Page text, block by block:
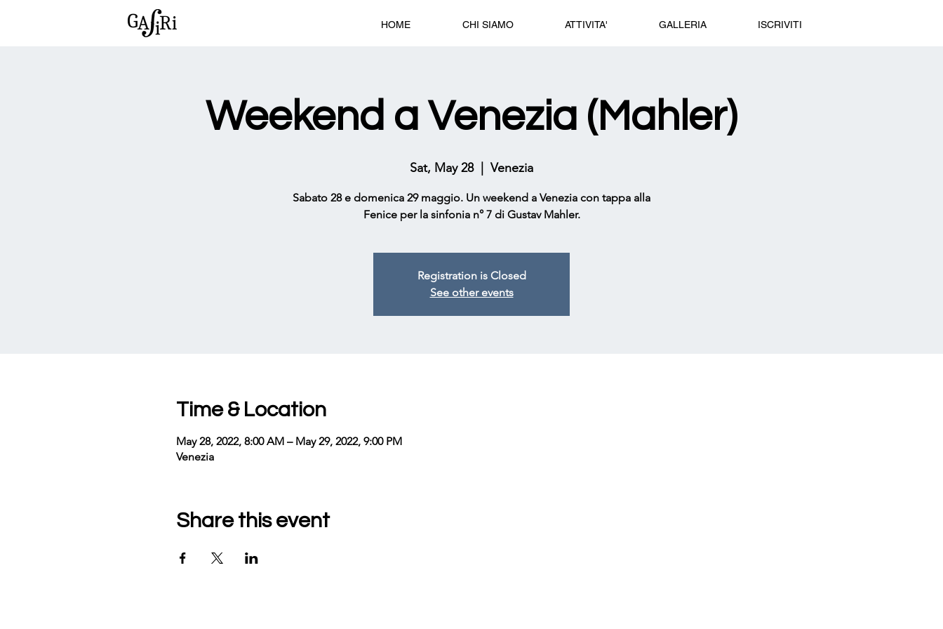
HOME CHI SIAMO ATTIVITA' GALLERIA ISCRIVITI
Weekend a Venezia (Mahler)
Sat, May 28
  |
Venezia
Sabato 28 e domenica 29 maggio. Un weekend a Venezia con tappa alla
Fenice per la sinfonia n° 7 di Gustav Mahler.
Registration is Closed
See other events
Time & Location
May 28, 2022, 8:00 AM – May 29, 2022, 9:00 PM
Venezia
Share this event